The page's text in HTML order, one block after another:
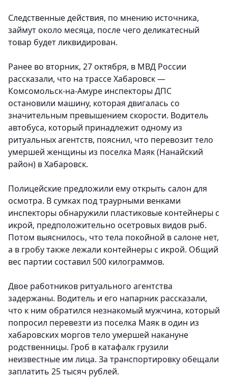
Следственные действия, по мнению источника,
займут около месяца, после чего деликатесный
товар будет ликвидирован.
Ранее во вторник, 27 октября, в МВД России
рассказали, что на трассе Хабаровск —
Комсомольск-на-Амуре инспекторы ДПС
остановили машину, которая двигалась со
значительным превышением скорости. Водитель
автобуса, который принадлежит одному из
ритуальных агентств, пояснил, что перевозит тело
умершей женщины из поселка Маяк (Нанайский
район) в Хабаровск.
Полицейские предложили ему открыть салон для
осмотра. В сумках под траурными венками
инспекторы обнаружили пластиковые контейнеры с
икрой, предположительно осетровых видов рыб.
Потом выяснилось, что тела покойной в салоне нет,
а в гробу также лежали контейнеры с икрой. Общий
вес партии составил 500 килограммов.
Двое работников ритуального агентства
задержаны. Водитель и его напарник рассказали,
что к ним обратился незнакомый мужчина, который
попросил перевезти из поселка Маяк в один из
хабаровских моргов тело умершей накануне
родственницы. Гроб в катафалк грузили
неизвестные им лица. За транспортировку обещали
заплатить 25 тысяч рублей.